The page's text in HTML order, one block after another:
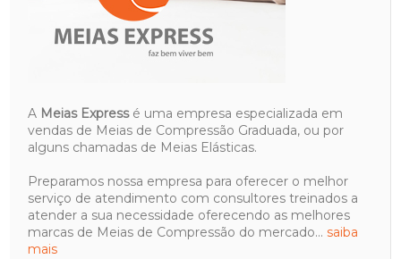
A Meias Expressé uma empresa especializada em
vendas de Meias de Compressão Graduada, ou por
alguns chamadas de Meias Elásticas.
Preparamos nossa empresa para oferecer o melhor
serviço de atendimento com consultores treinados a
atender a sua necessidade oferecendo as melhores
marcas de Meias de Compressão do mercado...saiba
mais